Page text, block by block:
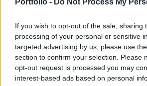
If you wish to opt-out of the sale, sharing
processing of your personal or sensitive
targeted advertising by us, please use
section to confirm your selection. Please
opt-out request is processed you may
interest-based ads based on personal
A várakozsoktól lényegesen elmaradó
számolt be ma reggel a lengyel
szolgáltató, a TPSA.A társaság
vissza, ez egyértelműen a mobil
összecsuklásának volt köszönhető,
alapvető indok húzódott meg: A